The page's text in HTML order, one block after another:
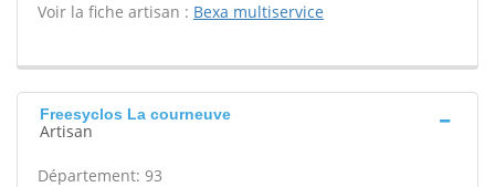
Voir la fiche artisan : Bexa multiservice
Freesyclos La courneuve
Artisan
Département: 93